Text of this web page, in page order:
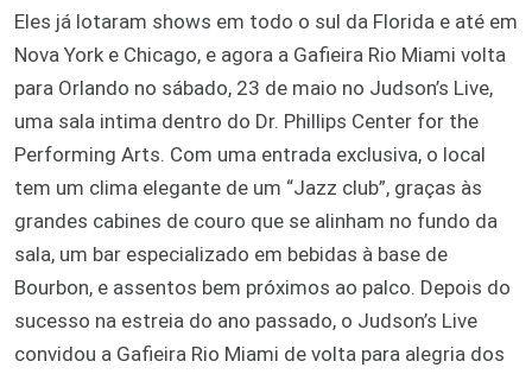
Eles já lotaram shows em todo o sul da Florida e até em
Nova York e Chicago, e agora a Gafieira Rio Miami volta
para Orlando no sábado, 23 de maio no Judson’s Live,
uma sala intima dentro do Dr. Phillips Center for the
Performing Arts. Com uma entrada exclusiva, o local
tem um clima elegante de um “Jazz club”, graças às
grandes cabines de couro que se alinham no fundo da
sala, um bar especializado em bebidas à base de
Bourbon, e assentos bem próximos ao palco. Depois do
sucesso na estreia do ano passado, o Judson’s Live
convidou a Gafieira Rio Miami de volta para alegria dos